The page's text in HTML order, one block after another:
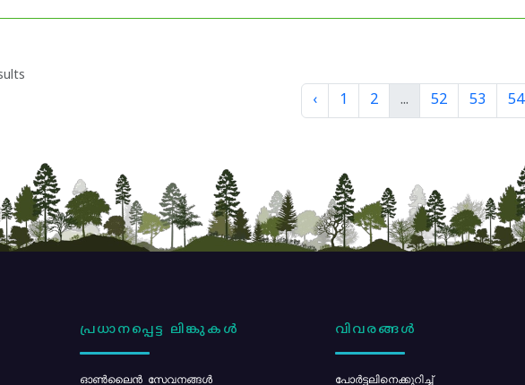
‹ 1 2 ... 52 53 54
പ്രധാനപ്പെട്ട ലിങ്കുകൾ
ഓൺലൈൻ സേവനങ്ങൾ
വിവരങ്ങൾ
പോര്‍ട്ടലിനെക്കുറിച്ച്